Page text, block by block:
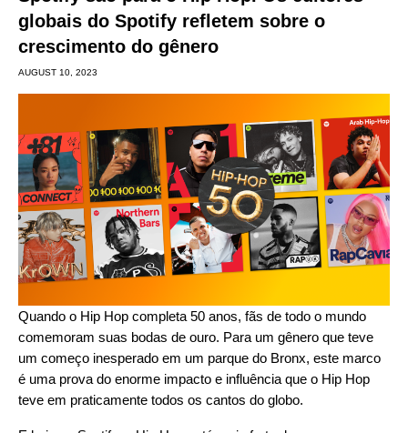
globais do Spotify refletem sobre o
crescimento do gênero
AUGUST 10, 2023
Quando o Hip Hop completa 50 anos, fãs de todo o mundo
comemoram suas bodas de ouro. Para um gênero que teve
um começo inesperado em um parque do Bronx, este marco
é uma prova do enorme impacto e influência que o Hip Hop
teve em praticamente todos os cantos do globo.